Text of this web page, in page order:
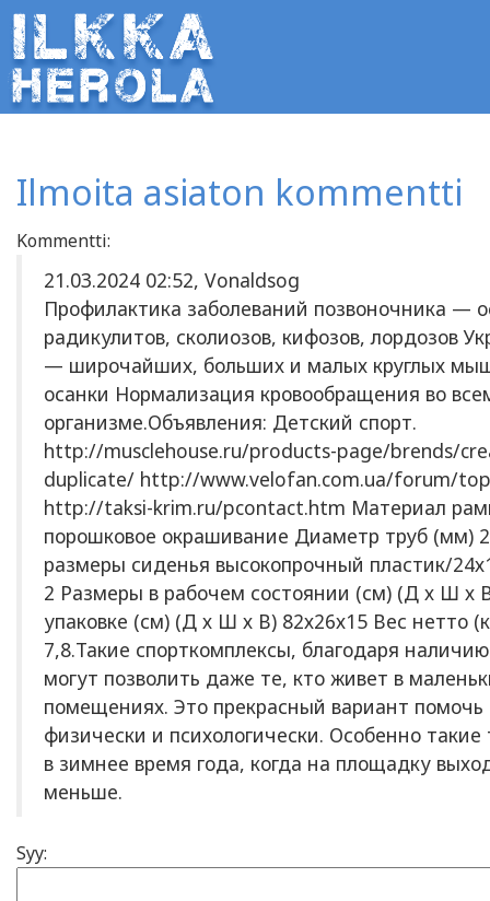
Ilmoita asiaton kommentti
Kommentti:
21.03.2024 02:52, Vonaldsog
Профилактика заболеваний позвоночника —
радикулитов, сколиозов, кифозов, лордозов
— широчайших, больших и малых круглых
осанки Нормализация кровообращения во
организме.Объявления: Детский спорт.
http://musclehouse.ru/products-page/brends/
duplicate/ http://www.velofan.com.ua/forum/
http://taksi-krim.ru/pcontact.htm Материал
порошковое окрашивание Диаметр труб (мм)
размеры сиденья высокопрочный пластик/
2 Размеры в рабочем состоянии (см) (Д х Ш х
упаковке (см) (Д х Ш х В) 82х26х15 Вес нетто
7,8.Такие спорткомплексы, благодаря
могут позволить даже те, кто живет в
помещениях. Это прекрасный вариант помочь
физически и психологически. Особенно
в зимнее время года, когда на площадку
меньше.
Syy: